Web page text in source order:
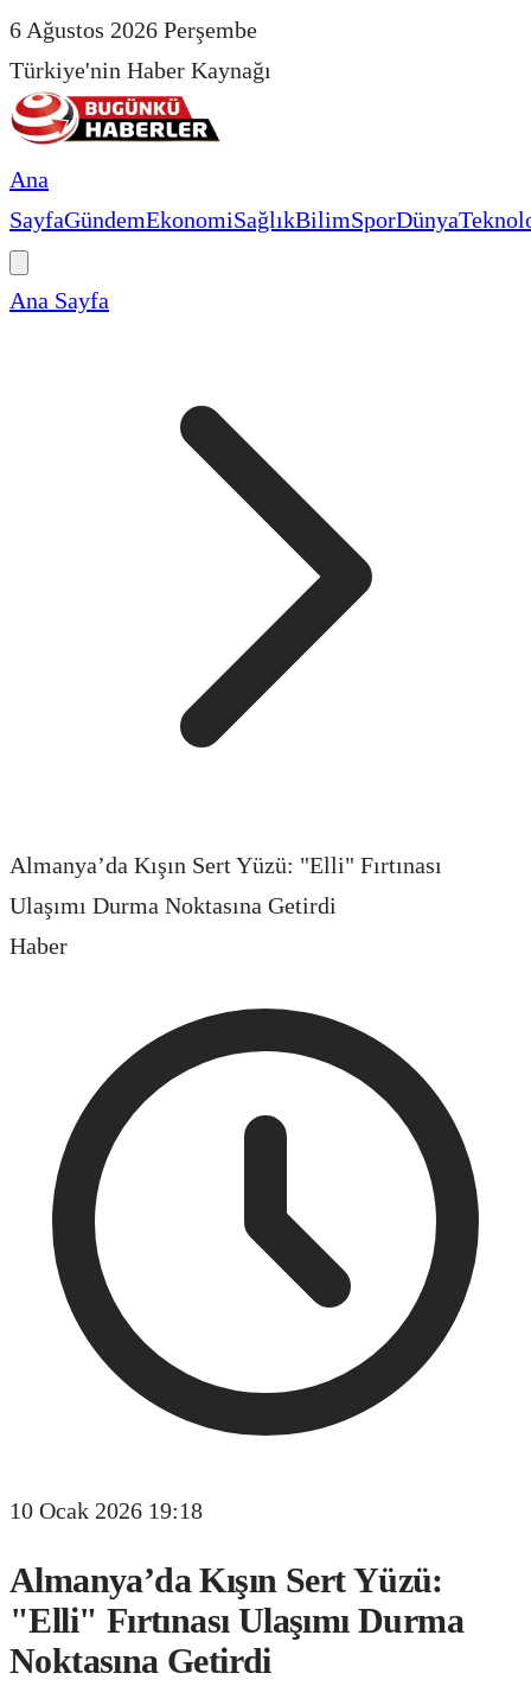
6 Ağustos 2026 Perşembe
Türkiye'nin Haber Kaynağı
Ana
SayfaGündemEkonomiSağlıkBilimSporDünya
Ana Sayfa
Almanya’da Kışın Sert Yüzü: "Elli" Fırtınası
Ulaşımı Durma Noktasına Getirdi
Haber
10 Ocak 2026 19:18
Almanya’da Kışın Sert Yüzü:
"Elli" Fırtınası Ulaşımı Durma
Noktasına Getirdi